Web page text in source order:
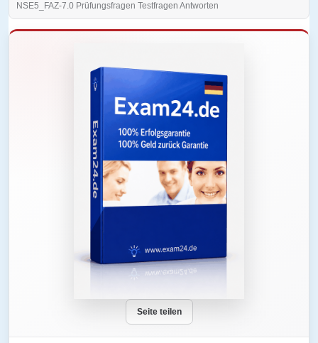
NSE5_FAZ-7.0 Prüfungsfragen Testfragen Antworten
Seite teilen